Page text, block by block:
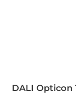
DALI Opticon